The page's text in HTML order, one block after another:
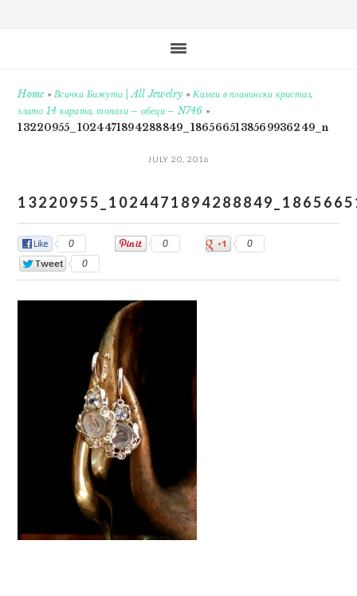
Home»Всички Бижута | All Jewelry »Камеи в планински кристал,
злато 14 карата, топази – обеци – N746 »
13220955_1024471894288849_1865665138569936249_n
JULY 20, 2016
0 0
0
0